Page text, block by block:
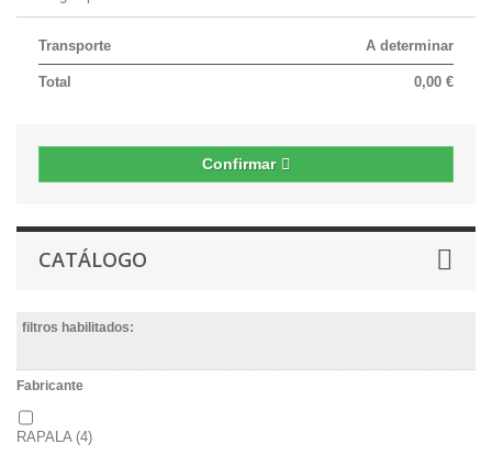
A determinar
Transporte
0,00 €
Total
Confirmar
CATÁLOGO
filtros habilitados:
Fabricante
RAPALA(4)